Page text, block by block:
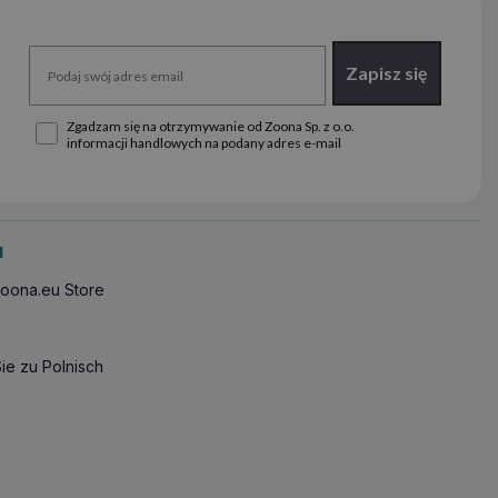
Zapisz się
Zgadzam się na otrzymywanie od Zoona Sp. z o.o.
informacji handlowych na podany adres e-mail
Store
zu Polnisch